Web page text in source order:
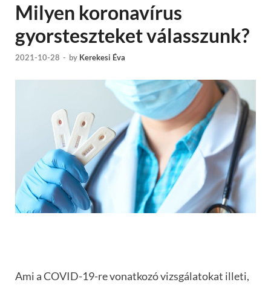
Milyen koronavírus
gyorsteszteket válasszunk?
2021-10-28 - by Kerekesi Éva
Ami a COVID-19-re vonatkozó vizsgálatokat illeti,